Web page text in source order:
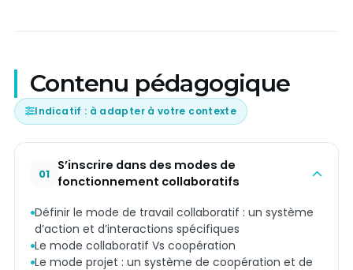
Contenu pédagogique
Indicatif : à adapter à votre contexte
01
S’inscrire dans des modes de
fonctionnement collaboratifs
Définir le mode de travail collaboratif : un système
d’action et d’interactions spécifiques
Le mode collaboratif Vs coopération
Le mode projet : un système de coopération et de